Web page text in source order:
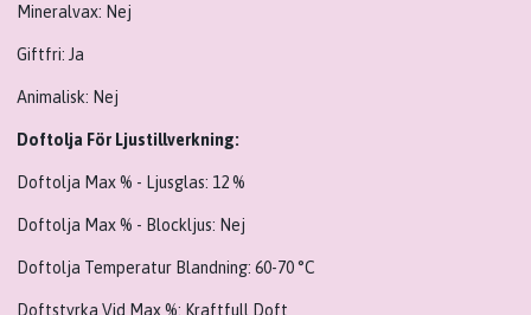
Mineralvax: Nej
Giftfri: Ja
Animalisk: Nej
Doftolja För Ljustillverkning:
Doftolja Max % - Ljusglas: 12 %
Doftolja Max % - Blockljus: Nej
Doftolja Temperatur Blandning: 60-70 °C
Doftstyrka Vid Max %: Kraftfull Doft